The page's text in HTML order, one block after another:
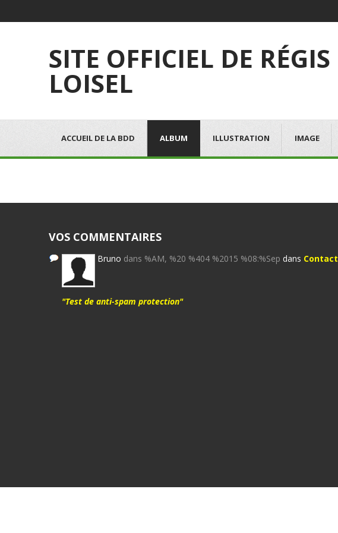
SITE OFFICIEL DE RÉGIS
LOISEL
ACCUEIL DE LA BDD ALBUM ILLUSTRATION IMAGE
VOS COMMENTAIRES
Bruno dans %AM, %20 %404 %2015 %08:%Sep dans Contact
"Test de anti-spam protection"